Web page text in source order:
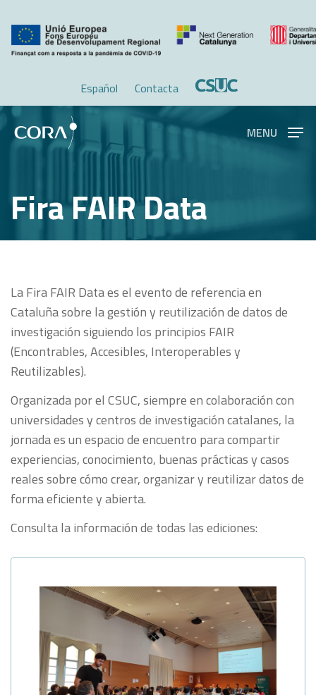
main
Español Contacta
MENU
Fira FAIR Data
La Fira FAIR Data es el evento de referencia en
Cataluña sobre la gestión y reutilización de datos de
investigación siguiendo los principios FAIR
(Encontrables, Accesibles, Interoperables y
Reutilizables).
Organizada por el CSUC, siempre en colaboración con
universidades y centros de investigación catalanes, la
jornada es un espacio de encuentro para compartir
experiencias, conocimiento, buenas prácticas y casos
reales sobre cómo crear, organizar y reutilizar datos de
forma eficiente y abierta.
Consulta la información de todas las ediciones: